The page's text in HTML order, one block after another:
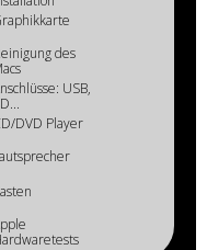
des
USB,
DVD Player